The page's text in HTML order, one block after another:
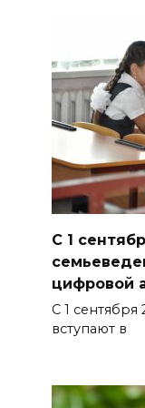
Снова
06 августа
Дону
06 августа
В
обновят
С 1
цифровой
С 1
вступают в